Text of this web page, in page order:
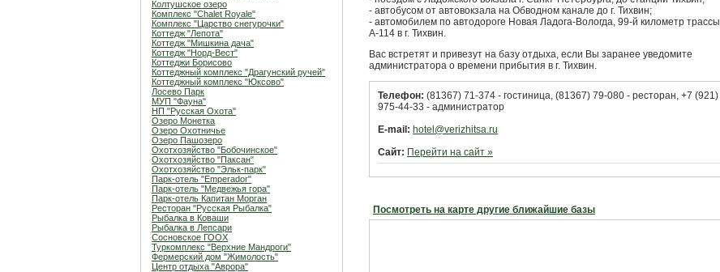
Колтушское озеро
Комплекс "Chalet Royale"
Комплекс "Царство снегурочки"
Коттедж "Лепота"
Коттедж "Мишкина дача"
Коттедж "Норд-Вест"
Коттеджи Борисово
Коттеджный комплекс "Драгунский ручей"
Коттеджный комплекс "Юксово"
Лосево Парк
МУП "Фауна"
НП "Русская Охота"
Озеро Монетка
Озеро Охотничье
Озеро Пашозеро
Охотхозяйство "Бобочинское"
Охотхозяйство "Паксан"
Охотхозяйство "Эльк-парк"
Парк-отель "Emperador"
Парк-отель "Медвежья гора"
Парк-отель Капитан Морган
Ресторан "Русская Рыбалка"
Рыбалка в Коваши
Рыбалка в Лепсари
Сосновское ГООХ
Туркомплекс "Верхние Мандроги"
Фермерский дом "Жимолость"
Центр отдыха "Аврора"
- автобусом от автовокзала на Обводном канале до г. Тихвин;
- автомобилем по автодороге Новая Ладога-Вологда, 99-й километр трассы
А-114 в г. Тихвин.
Вас встретят и привезут на базу отдыха, если Вы заранее уведомите
администратора о времени прибытия в г. Тихвин.
Телефон: (81367) 71-374 - гостиница, (81367) 79-080 - ресторан, +7 (921)
975-44-33 - администратор
E-mail: hotel@verizhitsa.ru
Сайт: Перейти на сайт »
Посмотреть на карте другие ближайшие базы